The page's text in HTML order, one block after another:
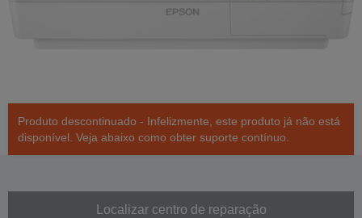
Produto descontinuado - Infelizmente, este produto já não está
disponível. Veja abaixo como obter suporte contínuo.
Localizar centro de reparação